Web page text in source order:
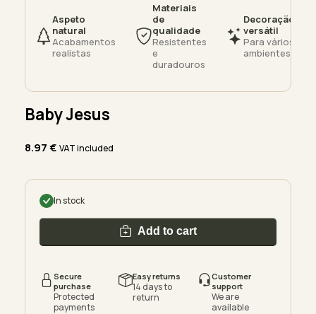
Aspeto
natural
Acabamentos
realistas
Materiais
de
qualidade
Resistentes
e
duradouros
Decoração
versátil
Para vários
ambientes
Baby Jesus
8.97€ VAT included
In stock
Add to cart
Secure
purchase
Protected
payments
Easy returns
14 days to
return
Customer
support
We are
available